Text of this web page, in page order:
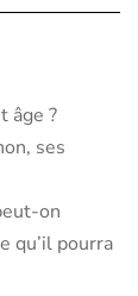
âge ?
ses
on
qu’il pourra